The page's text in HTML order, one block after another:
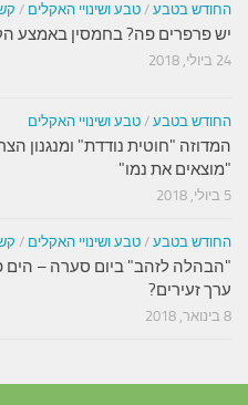
החודש בטבע / טבע ושינויי האקלים /
יש פרפרים פה? בחמסין באמצע
24 ביולי, 2018
החודש בטבע / טבע ושינויי האקלים
המדוזה "חוטית נודדת" ומנגנון
"מוצאים את נמו"
5 ביולי, 2018
החודש בטבע / טבע ושינויי האקלים /
"הבהלה לזהב" ביום סערה – הים
ערך זעירים?
8 בינואר, 2018